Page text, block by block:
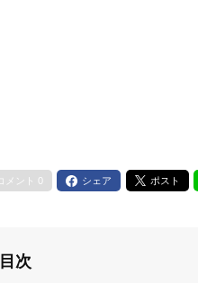
コメント 0 シェア ポスト
目次